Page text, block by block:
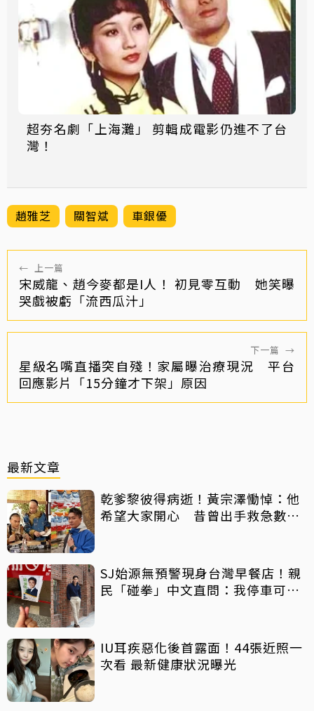
超夯名劇「上海灘」 剪輯成電影仍進不了台
灣！
趙雅芝 關智斌 車銀優
← 上一篇
宋威龍、趙今麥都是I人！ 初見零互動 她笑曝
哭戲被虧「流西瓜汁」
下一篇 →
星級名嘴直播突自殘！家屬曝治療現況 平台
回應影片「15分鐘才下架」原因
最新文章
乾爹黎彼得病逝！黃宗澤慟悼：他
希望大家開心 昔曾出手救急數十
SJ始源無預警現身台灣早餐店！親
民「碰拳」中文直問：我停車可以
IU耳疾惡化後首露面！44張近照一
次看 最新健康狀況曝光